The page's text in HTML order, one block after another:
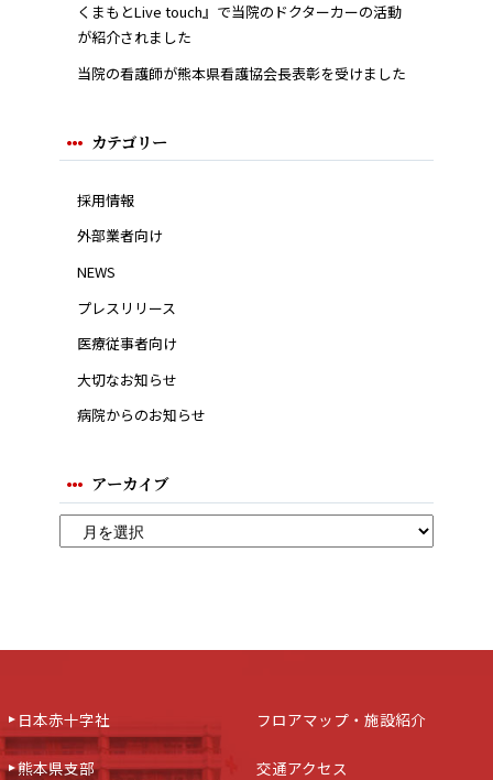
くまもとLive touch』で当院のドクターカーの活動
が紹介されました
当院の看護師が熊本県看護協会長表彰を受けました
カテゴリー
採用情報
外部業者向け
NEWS
プレスリリース
医療従事者向け
大切なお知らせ
病院からのお知らせ
アーカイブ
日本赤十字社
熊本県支部
フロアマップ・施設紹介
交通アクセス